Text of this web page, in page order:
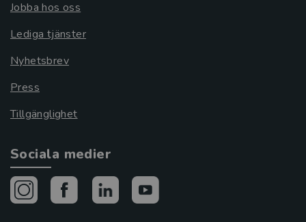
Jobba hos oss
Lediga tjänster
Nyhetsbrev
Press
Tillgänglighet
Sociala medier